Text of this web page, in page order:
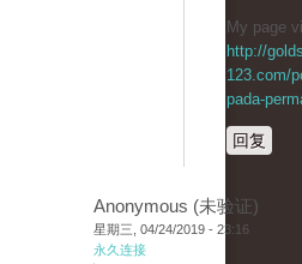
My page
http://
123.com/
pada-
回复
Anonymous (未验证)
星期三, 04/24/2019 - 23:16
永久连接